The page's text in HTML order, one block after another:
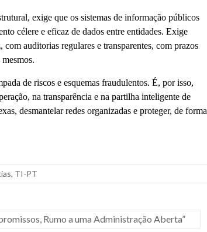
exige que os sistemas de informação públicos
célere e eficaz de dados entre entidades. Exige
auditorias regulares e transparentes, com prazos
de riscos e esquemas fraudulentos. É, por isso,
na transparência e na partilha inteligente de
desmantelar redes organizadas e proteger, de forma
, TI-PT
Rumo a uma Administração Aberta”